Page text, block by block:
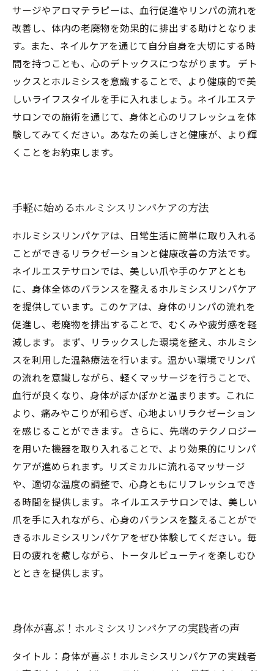
サージやアロマテラピーは、血行促進やリンパの流れを
改善し、体内の老廃物を効果的に排出する助けとなりま
す。また、ネイルケアを通じて自分自身を大切にする時
間を持つことも、心のデトックスにつながります。 デト
ックスとホルミシスを意識することで、より健康的で美
しいライフスタイルを手に入れましょう。ネイルエステ
サロンでの施術を通じて、身体と心のリフレッシュを体
験してみてください。あなたの美しさと健康が、より輝
くことをお約束します。
手軽に始めるホルミシスリンパケアの方法
ホルミシスリンパケアは、日常生活に簡単に取り入れる
ことができるリラクゼーションと健康改善の方法です。
ネイルエステサロンでは、美しい爪や手のケアととも
に、身体全体のバランスを整えるホルミシスリンパケア
を提供しています。このケアは、身体のリンパの流れを
促進し、老廃物を排出することで、むくみや疲労感を軽
減します。 まず、リラックスした環境を整え、ホルミシ
スを利用した温熱療法を行います。温かい環境でリンパ
の流れを意識しながら、軽くマッサージを行うことで、
血行が良くなり、身体がぽかぽかと温まります。これに
より、痛みやこりが和らぎ、心地よいリラクゼーション
を感じることができます。 さらに、先端のテクノロジー
を用いた機器を取り入れることで、より効果的にリンパ
ケアが進められます。リズミカルに流れるマッサージ
や、適切な温度の調整で、心身ともにリフレッシュでき
る時間を提供します。 ネイルエステサロンでは、美しい
爪を手に入れながら、心身のバランスを整えることがで
きるホルミシスリンパケアをぜひ体験してください。毎
日の疲れを癒しながら、トータルビューティを楽しむひ
とときを提供します。
身体が喜ぶ！ホルミシスリンパケアの実践者の声
タイトル：身体が喜ぶ！ホルミシスリンパケアの実践者